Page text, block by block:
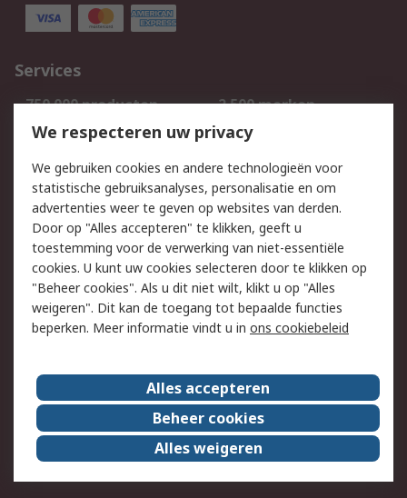
Services
750.000 producten
2.500 merken
Bestellen
Inkoopoplossingen
Track & Trace
Wettelijk
Cookiebeleid
Email veiligheid
Privacybeleid
Websitevoorwaarden
Algemene
verkoopvoorwaarden
Over RS
RS Group
Over ons
RS wereldwijd
Werken bij RS
ESG
We respecteren uw privacy
We gebruiken cookies en andere technologieën voor
statistische gebruiksanalyses, personalisatie en om
advertenties weer te geven op websites van derden.
Door op "Alles accepteren" te klikken, geeft u
toestemming voor de verwerking van niet-essentiële
cookies. U kunt uw cookies selecteren door te klikken op
"Beheer cookies". Als u dit niet wilt, klikt u op "Alles
weigeren". Dit kan de toegang tot bepaalde functies
beperken. Meer informatie vindt u in ons cookiebeleid
Alles accepteren
Beheer cookies
Alles weigeren